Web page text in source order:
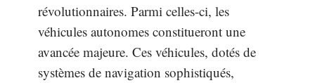
révolutionnaires. Parmi celles-ci, les
véhicules autonomes constitueront une
avancée majeure. Ces véhicules, dotés de
systèmes de navigation sophistiqués,